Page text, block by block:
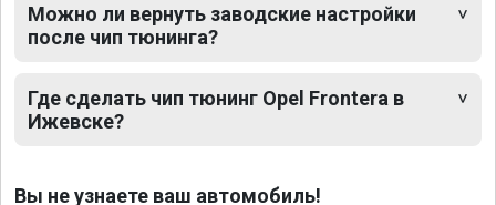
Можно ли вернуть заводские настройки
после чип тюнинга?
Где сделать чип тюнинг Opel Frontera в
Ижевске?
Вы не узнаете ваш автомобиль!